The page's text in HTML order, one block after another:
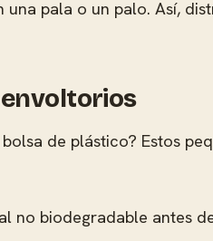
pala o un palo. Así,
de plástico? Estos
no biodegradable antes